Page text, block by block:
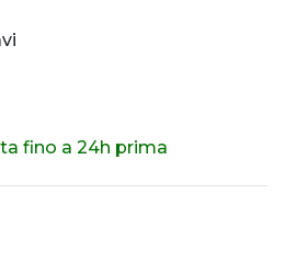
fino a 24h prima